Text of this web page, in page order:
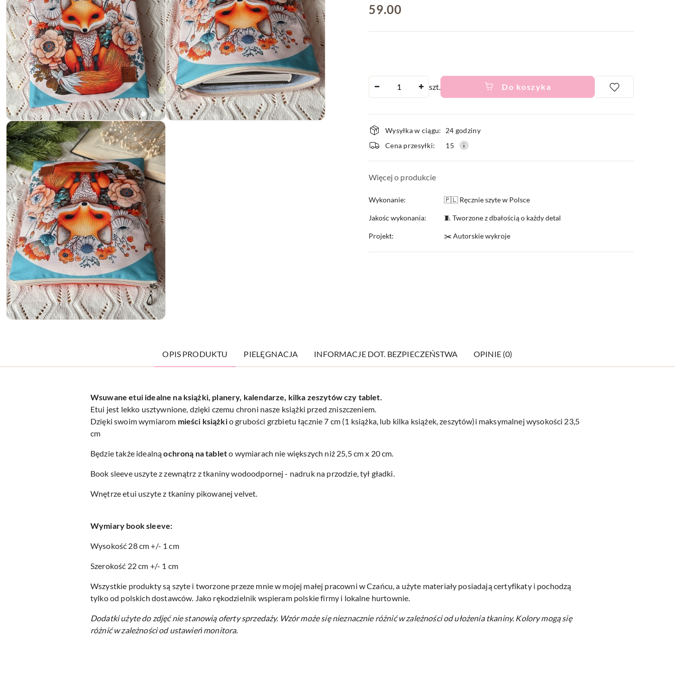
cena:
59.00
szt. Do koszyka
Dostępność
i
dostawa
Wysyłka w ciągu:
24 godziny
Cena przesyłki:
15
Więcej o produkcie
Wykonanie: 🇵🇱 Ręcznie szyte w Polsce
Jakośc wykonania: 🧵 Tworzone z dbałością o każdy detal
Projekt: ✂️ Autorskie wykroje
OPIS PRODUKTU PIELĘGNACJA INFORMACJE DOT. BEZPIECZEŃSTWA OPINIE (0)
Wsuwane etui idealne na książki, planery, kalendarze, kilka zeszytów czy tablet.
Etui jest lekko usztywnione, dzięki czemu chroni nasze książki przed zniszczeniem.
Dzięki swoim wymiarom mieści książkio grubości grzbietu łącznie 7 cm (1 książka, lub kilka książek, zeszytów)i maksymalnej wysokości 23,5
cm
Będzie także idealnąochroną na tableto wymiarach nie większych niż 25,5 cm x 20 cm.
Book sleeve uszyte z zewnątrz z tkaniny wodoodpornej - nadruk na przodzie, tył gładki.
Wnętrze etui uszyte z tkaniny pikowanej velvet.
Wymiary book sleeve:
Wysokość 28 cm +/- 1 cm
Szerokość 22 cm +/- 1 cm
Wszystkie produkty są szyte i tworzone przeze mnie w mojej małej pracowni w Czańcu, a użyte materiały posiadają certyfikaty i pochodzą
tylko od polskich dostawców. Jako rękodzielnik wspieram polskie firmy i lokalne hurtownie.
Dodatki użyte do zdjęć nie stanowią oferty sprzedaży. Wzór może się nieznacznie różnić w zależności od ułożenia tkaniny. Kolory mogą się
różnić w zależności od ustawień monitora.